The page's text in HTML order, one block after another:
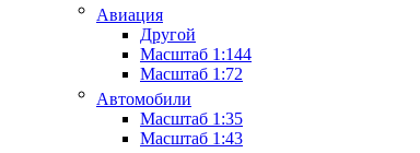
Авиация
Другой
Масштаб 1:144
Масштаб 1:72
Автомобили
Масштаб 1:35
Масштаб 1:43